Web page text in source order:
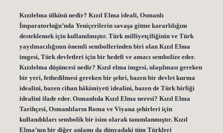
Kızılelma ülküsü nedir? Kızıl Elma ideali, Osmanlı
İmparatorluğu’nda Yeniçerilerin savaşa gitme kararlılığını
desteklemek için kullanılmıştır. Türk milliyetçiliğinin ve Türk
yayılmacılığının önemli sembollerinden biri olan Kızıl Elma
imgesi, Türk devletleri için bir hedefi ve amacı sembolize eder.
Kızılelma düşüncesi nedir? Kızıl elma imgesi, ulaşılması gereken
bir yeri, fethedilmesi gereken bir şehri, bazen bir devlet kurma
idealini, bazen cihan hâkimiyeti idealini, bazen de Türk birliği
idealini ifade eder. Osmanlıda Kızıl Elma neresi? Kızıl Elma
Tarihçesi, Osmanlıların Roma ve Viyana şehirleri için
kullandıkları sembolik bir isim olarak tanımlanmıştır. Kızıl
Elma’nın bir diğer anlamı da dünyadaki tüm Türkleri